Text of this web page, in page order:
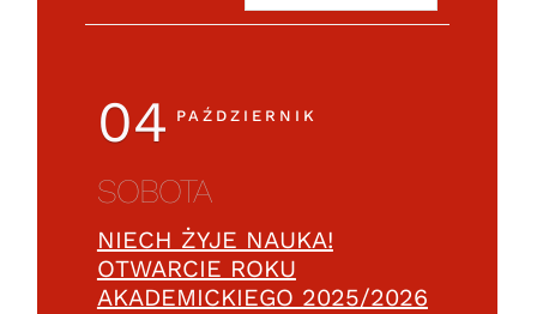
04 PAŹDZIERNIK
SOBOTA
NIECH ŻYJE NAUKA!
OTWARCIE ROKU
AKADEMICKIEGO 2025/2026